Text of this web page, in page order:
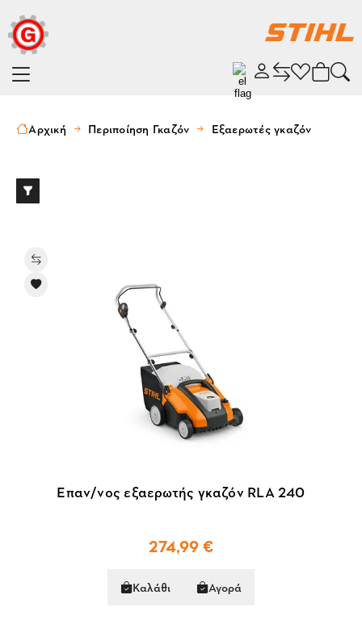
Αρχική Περιποίηση Γκαζόν Εξαερωτές γκαζόν
Επαν/νος εξαερωτής γκαζόν RLA 240
274,99 €
Καλάθι Αγορά